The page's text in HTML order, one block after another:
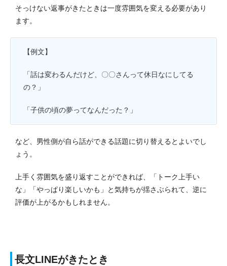
そっけない返事がきたときは一度雰囲気を変える必要があり
ます。
【例文】
「話は変わるんだけど、〇〇さんって休日なにしてる
の？」
「子供の頃の夢ってなんだった？」
など、男性側が自ら話ができる話題に切り替えるとよいでし
ょう。
上手く雰囲気を盛り返すことができれば、「トーク上手い
な」「やっぱり楽しいかも」と気持ちが揺さぶられて、逆に
評価が上がるかもしれません。
長文LINEがきたとき